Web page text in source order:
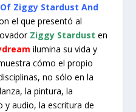
Ziggy Stardust And
el que presentó al
Ziggy Stardust en
ilumina su vida y
cómo el propio
no sólo en la
la pintura, la
y audio, la escritura de